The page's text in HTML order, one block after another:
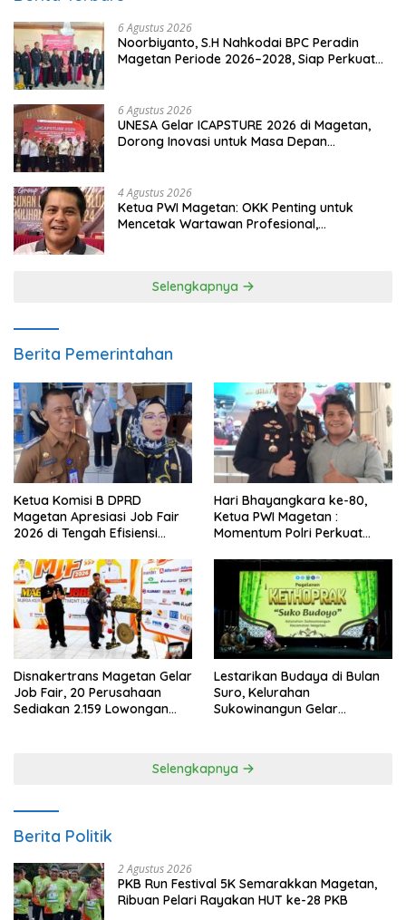
6 Agustus 2026
Noorbiyanto, S.H Nahkodai BPC Peradin
Magetan Periode 2026–2028, Siap Perkuat
6 Agustus 2026
UNESA Gelar ICAPSTURE 2026 di Magetan,
Dorong Inovasi untuk Masa Depan
4 Agustus 2026
Ketua PWI Magetan: OKK Penting untuk
Mencetak Wartawan Profesional,
Selengkapnya
Berita Pemerintahan
Ketua Komisi B DPRD
Magetan Apresiasi Job Fair
2026 di Tengah Efisiensi
Hari Bhayangkara ke-80,
Ketua PWI Magetan :
Momentum Polri Perkuat
Disnakertrans Magetan Gelar
Job Fair, 20 Perusahaan
Sediakan 2.159 Lowongan
Lestarikan Budaya di Bulan
Suro, Kelurahan
Sukowinangun Gelar
Selengkapnya
Berita Politik
2 Agustus 2026
PKB Run Festival 5K Semarakkan Magetan,
Ribuan Pelari Rayakan HUT ke-28 PKB